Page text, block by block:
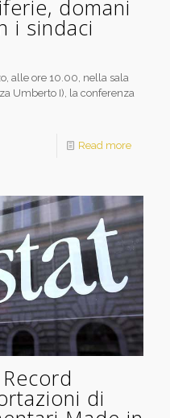
domani
i sindaci
alle ore 10.00, nella sala
Umberto I), la conferenza
Read more
di